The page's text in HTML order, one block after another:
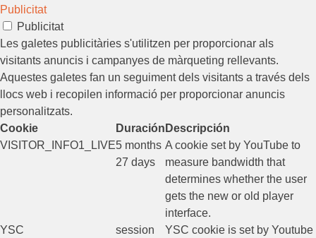
Publicitat
Publicitat
Les galetes publicitàries s'utilitzen per proporcionar als
visitants anuncis i campanyes de màrqueting rellevants.
Aquestes galetes fan un seguiment dels visitants a través dels
llocs web i recopilen informació per proporcionar anuncis
personalitzats.
Cookie
Duración Descripción
VISITOR_INFO1_LIVE5 months
27 days
A cookie set by YouTube to
measure bandwidth that
determines whether the user
gets the new or old player
interface.
YSC
session
YSC cookie is set by Youtube